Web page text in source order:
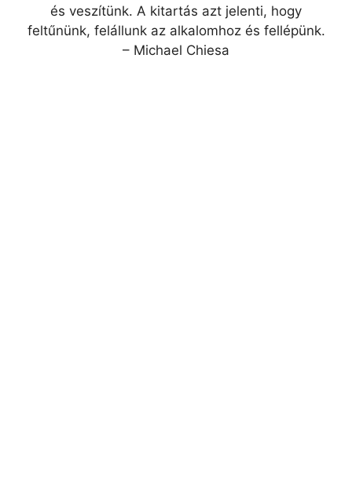
és veszítünk. A kitartás azt jelenti, hogy
feltűnünk, felállunk az alkalomhoz és fellépünk.
– Michael Chiesa